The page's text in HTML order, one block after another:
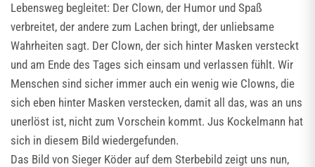
Lebensweg begleitet: Der Clown, der Humor und Spaß
verbreitet, der andere zum Lachen bringt, der unliebsame
Wahrheiten sagt. Der Clown, der sich hinter Masken versteckt
und am Ende des Tages sich einsam und verlassen fühlt. Wir
Menschen sind sicher immer auch ein wenig wie Clowns, die
sich eben hinter Masken verstecken, damit all das, was an uns
unerlöst ist, nicht zum Vorschein kommt. Jus Kockelmann hat
sich in diesem Bild wiedergefunden.
Das Bild von Sieger Köder auf dem Sterbebild zeigt uns nun,